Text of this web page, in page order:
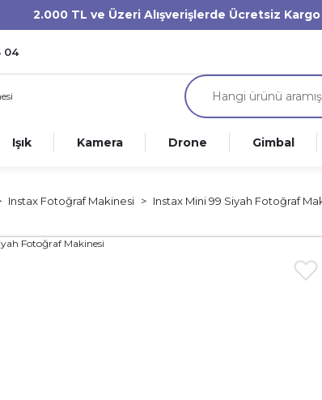
2.000 TL ve Üzeri Alışverişlerde Ücretsiz
04
Işık Kamera Drone Gimbal
Instax Fotoğraf Makinesi Instax Mini 99 Siyah Fotoğraf